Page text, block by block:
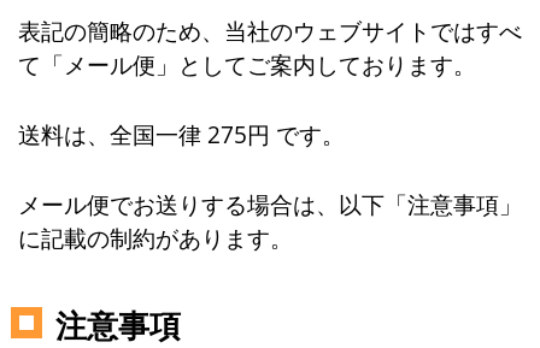
表記の簡略のため、当社のウェブサイトではすべ
て「メール便」としてご案内しております。
送料は、全国一律 275円 です。
メール便でお送りする場合は、以下「注意事項」
に記載の制約があります。
注意事項